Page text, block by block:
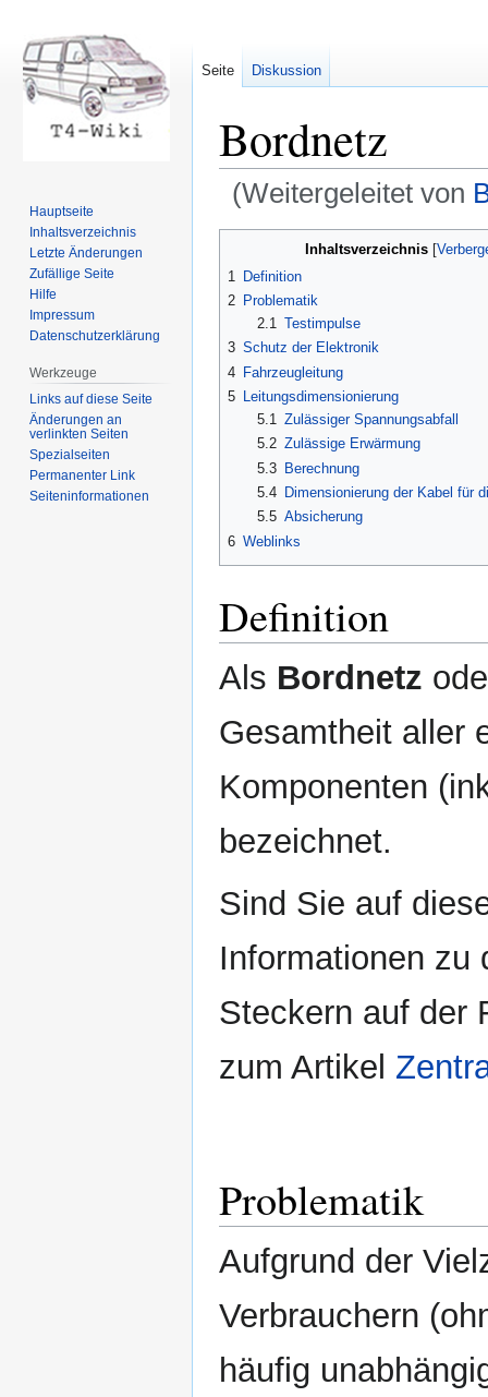
Bordnetz
(Weitergeleitet von
Inhaltsverzeichnis
1
Definition
2 Problematik
2.1
Testimpulse
3 Schutz der Elektronik
4 Fahrzeugleitung
5
Leitungsdimensionierung
5.1
Zulässiger Spannungsabfall
5.2 Zulässige Erwärmung
5.3 Berechnung
5.4
Dimensionierung der Kabel für
5.5 Absicherung
6 Weblinks
Definition
Als Bordnetz
Gesamtheit aller
Komponenten
bezeichnet.
Sind Sie auf
Informationen zu
Steckern auf der
zum Artikel
Problematik
Aufgrund der
Verbrauchern
häufig
Seite Diskussion
Hauptseite
Inhaltsverzeichnis
Letzte Änderungen
Zufällige Seite
Hilfe
Impressum
Datenschutzerklärung
Werkzeuge
Links auf diese Seite
Änderungen an
verlinkten Seiten
Spezialseiten
Permanenter Link
Seiten­informationen